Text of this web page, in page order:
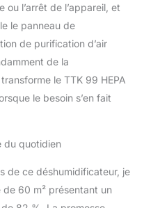
l’arrêt de l’appareil, et
le panneau de
de purification d’air
de la
le TTK 99 HEPA
le besoin s’en fait
du quotidien
de ce déshumidificateur, je
de 60 m² présentant un